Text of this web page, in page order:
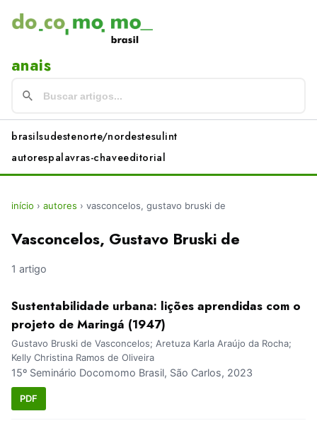
anais
brasilsudestenorte/nordestesulint
autorespalavras-chaveeditorial
início › autores › vasconcelos, gustavo bruski de
Vasconcelos, Gustavo Bruski de
1 artigo
Sustentabilidade urbana: lições aprendidas com o
projeto de Maringá (1947)
Gustavo Bruski de Vasconcelos; Aretuza Karla Araújo da Rocha;
Kelly Christina Ramos de Oliveira
15º Seminário Docomomo Brasil, São Carlos, 2023
PDF